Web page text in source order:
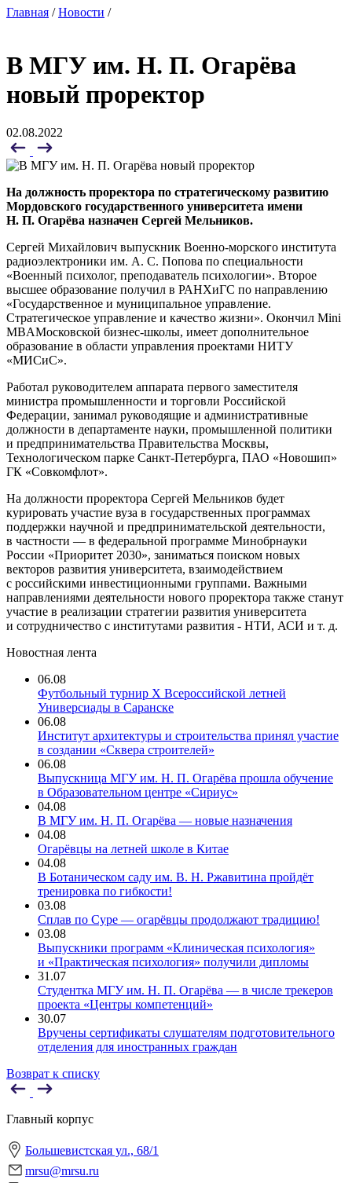
Главная /Новости /
В МГУ им. Н. П. Огарёва
новый проректор
02.08.2022
На должность проректора по стратегическому развитию
Мордовского государственного университета имени
Н. П. Огарёва назначен Сергей Мельников.
Сергей Михайлович выпускник Военно-морского института
радиоэлектроники им. А. С. Попова по специальности
«Военный психолог, преподаватель психологии». Второе
высшее образование получил в РАНХиГС по направлению
«Государственное и муниципальное управление.
Стратегическое управление и качество жизни». Окончил Mini
MBAМосковской бизнес-школы, имеет дополнительное
образование в области управления проектами НИТУ
«МИСиС».
Работал руководителем аппарата первого заместителя
министра промышленности и торговли Российской
Федерации, занимал руководящие и административные
должности в департаменте науки, промышленной политики
и предпринимательства Правительства Москвы,
Технологическом парке Санкт-Петербурга, ПАО «Новошип»
ГК «Совкомфлот».
На должности проректора Сергей Мельников будет
курировать участие вуза в государственных программах
поддержки научной и предпринимательской деятельности,
в частности — в федеральной программе Минобрнауки
России «Приоритет 2030», заниматься поиском новых
векторов развития университета, взаимодействием
с российскими инвестиционными группами. Важными
направлениями деятельности нового проректора также станут
участие в реализации стратегии развития университета
и сотрудничество с институтами развития - НТИ, АСИ и т. д.
Новостная лента
06.08
Футбольный турнир X Всероссийской летней
Универсиады в Саранске
06.08
Институт архитектуры и строительства принял участие
в создании «Сквера строителей»
06.08
Выпускница МГУ им. Н. П. Огарёва прошла обучение
в Образовательном центре «Сириус»
04.08
В МГУ им. Н. П. Огарёва — новые назначения
04.08
Огарёвцы на летней школе в Китае
04.08
В Ботаническом саду им. В. Н. Ржавитина пройдёт
тренировка по гибкости!
03.08
Сплав по Суре — огарёвцы продолжают традицию!
03.08
Выпускники программ «Клиническая психология»
и «Практическая психология» получили дипломы
31.07
Студентка МГУ им. Н. П. Огарёва — в числе трекеров
проекта «Центры компетенций»
30.07
Вручены сертификаты слушателям подготовительного
отделения для иностранных граждан
Возврат к списку
Главный корпус
Большевистская ул., 68/1
mrsu@mrsu.ru